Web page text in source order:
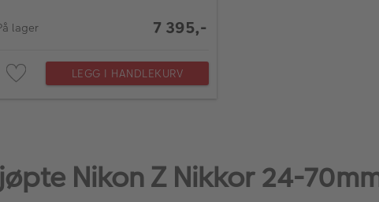
lager 7 395,-
LEGG I HANDLEKURV
Nikon Z Nikkor 24-